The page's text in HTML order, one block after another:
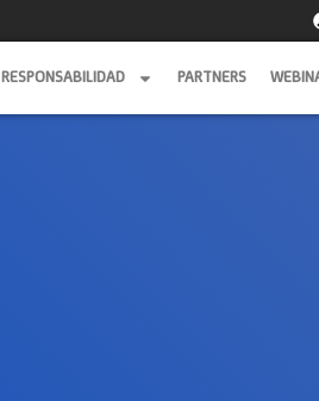
RESPONSABILIDAD PARTNERS